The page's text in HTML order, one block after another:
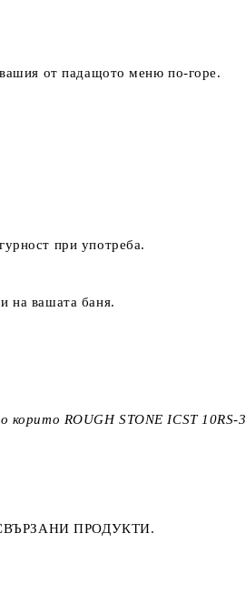
от падащото меню по-горе.
при употреба.
на вашата баня.
корито ROUGH STONE ICST 10RS-3
ПРОДУКТИ.